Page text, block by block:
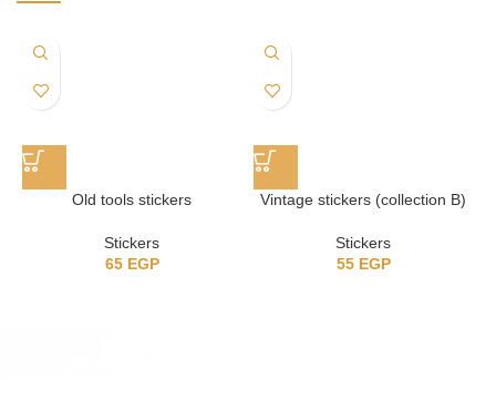
Old tools stickers
Stickers
65 EGP
Vintage stickers (collection B)
Stickers
55 EGP